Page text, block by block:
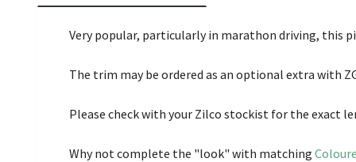
Very popular, particularly in marathon driving, this
The trim may be ordered as an optional extra with
Please check with your Zilco stockist for the exact
Why not complete the "look" with matching